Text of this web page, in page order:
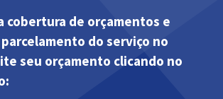
cobertura de orçamentos e
do serviço no
seu orçamento clicando no